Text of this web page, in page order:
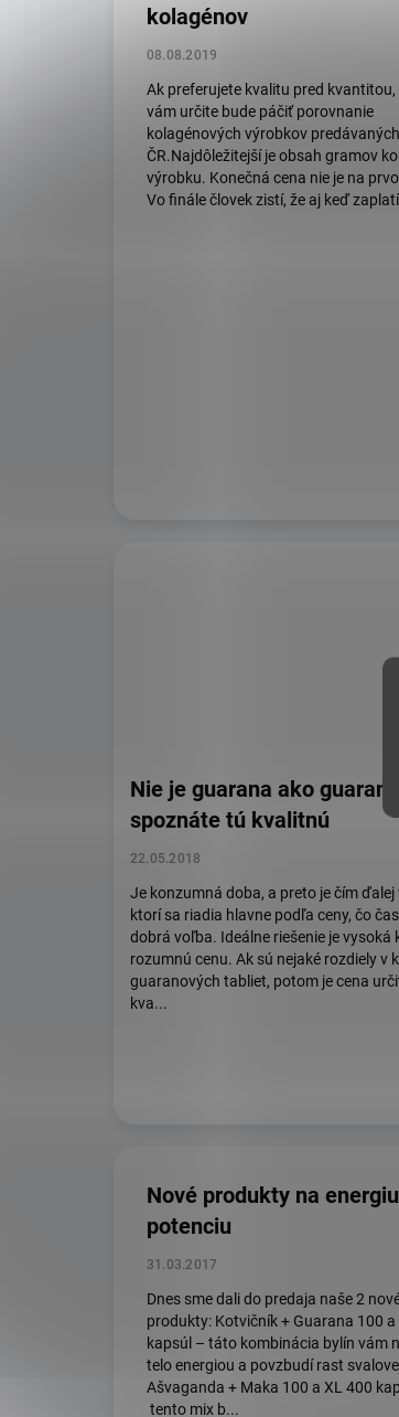
kolagénov
08.08.2019
Ak preferujete kvalitu pred
vám určite bude páčiť porovnanie
kolagénových výrobkov
ČR.Najdôležitejší je obsah gramov
výrobku. Konečná cena nie je na
Vo finále človek zistí, že aj keď
Nie je guarana ako
spoznáte tú kvalitnú
22.05.2018
Je konzumná doba, a preto je čím ďalej
ktorí sa riadia hlavne podľa ceny, čo
dobrá voľba. Ideálne riešenie je vysoká
rozumnú cenu. Ak sú nejaké rozdiely v
guaranových tabliet, potom je cena
kva...
Nové produkty na
potenciu
31.03.2017
Dnes sme dali do predaja naše 2
produkty: Kotvičník + Guarana 100 a
kapsúl – táto kombinácia bylín vám
telo energiou a povzbudí rast
Ašvaganda + Maka 100 a XL 400
tento mix b...